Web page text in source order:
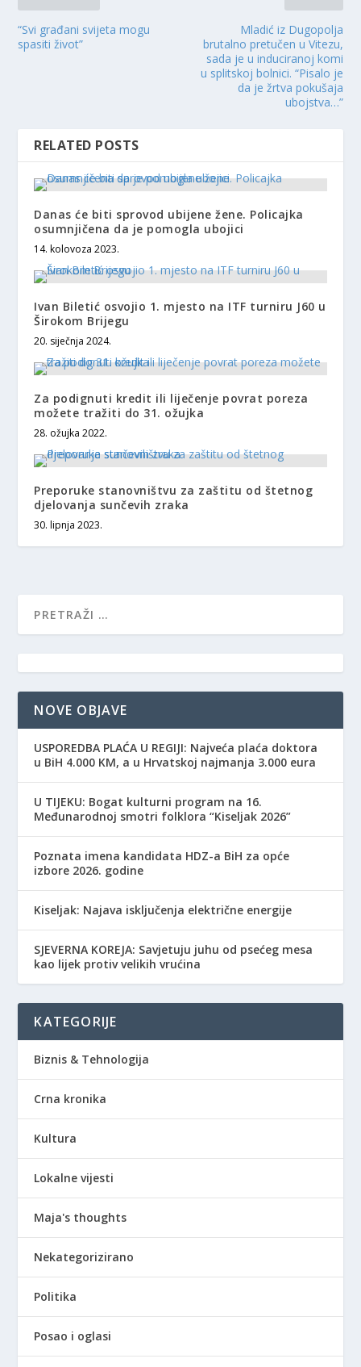
“Svi građani svijeta mogu
spasiti život”
Mladić iz Dugopolja
brutalno pretučen u Vitezu,
sada je u induciranoj komi
u splitskoj bolnici. “Pisalo je
da je žrtva pokušaja
ubojstva…”
RELATED POSTS
Danas će biti sprovod ubijene žene. Policajka
osumnjičena da je pomogla ubojici
14. kolovoza 2023.
Ivan Biletić osvojio 1. mjesto na ITF turniru J60 u
Širokom Brijegu
20. siječnja 2024.
Za podignuti kredit ili liječenje povrat poreza
možete tražiti do 31. ožujka
28. ožujka 2022.
Preporuke stanovništvu za zaštitu od štetnog
djelovanja sunčevih zraka
30. lipnja 2023.
NOVE OBJAVE
USPOREDBA PLAĆA U REGIJI: Najveća plaća doktora
u BiH 4.000 KM, a u Hrvatskoj najmanja 3.000 eura
​U TIJEKU: Bogat kulturni program na 16.
Međunarodnoj smotri folklora “Kiseljak 2026”
Poznata imena kandidata HDZ-a BiH za opće
izbore 2026. godine
Kiseljak: Najava isključenja električne energije
SJEVERNA KOREJA: Savjetuju juhu od psećeg mesa
kao lijek protiv velikih vrućina
KATEGORIJE
Biznis & Tehnologija
Crna kronika
Kultura
Lokalne vijesti
Maja's thoughts
Nekategorizirano
Politika
Posao i oglasi